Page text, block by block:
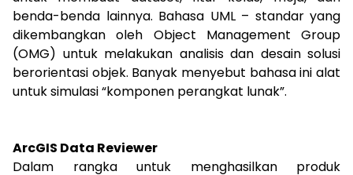
benda-benda lainnya. Bahasa UML – standar yang
dikembangkan oleh Object Management Group
(OMG) untuk melakukan analisis dan desain solusi
berorientasi objek. Banyak menyebut bahasa ini alat
untuk simulasi “komponen perangkat lunak”.
ArcGIS Data Reviewer
Dalam rangka untuk menghasilkan produk